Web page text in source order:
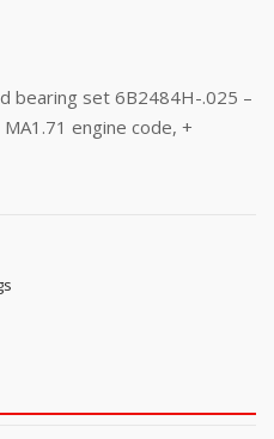
bearing set 6B2484H-.025 –
engine code, +